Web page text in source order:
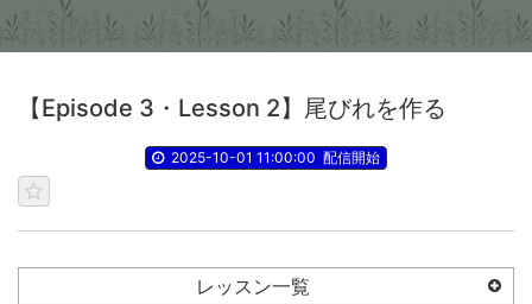
【Episode 3・Lesson 2】尾びれを作る
2025-10-01 11:00:00 配信開始
レッスン一覧